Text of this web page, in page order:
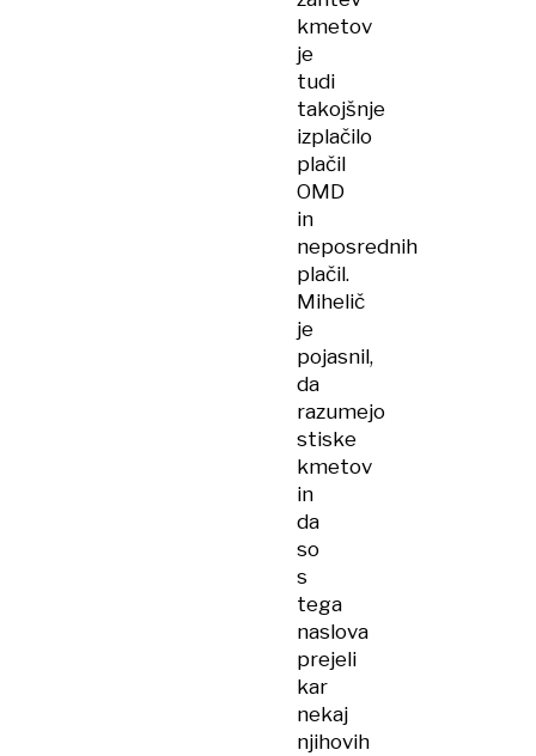
kmetov
je
tudi
takojšnje
izplačilo
plačil
OMD
in
neposrednih
plačil.
Mihelič
je
pojasnil,
da
razumejo
stiske
kmetov
in
da
so
s
tega
naslova
prejeli
kar
nekaj
njihovih